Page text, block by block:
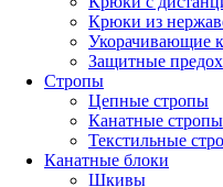
Крюки из
Укорачивающие
Защитные
Стропы
Цепные стропы
Канатные стропы
Текстильные
Канатные блоки
Шкивы